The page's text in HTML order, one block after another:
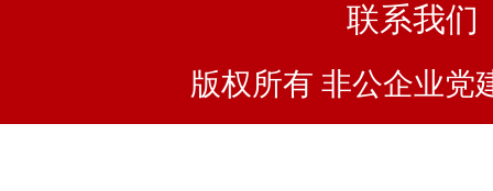
联系我们
版权所有 非公企业党